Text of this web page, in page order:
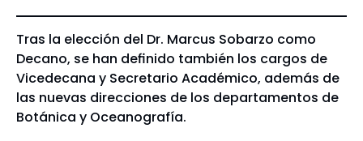
Tras la elección del Dr. Marcus Sobarzo como
Decano, se han definido también los cargos de
Vicedecana y Secretario Académico, además de
las nuevas direcciones de los departamentos de
Botánica y Oceanografía.